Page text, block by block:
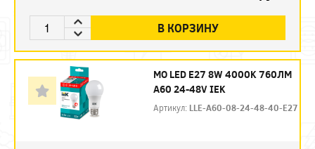
В КОРЗИНУ
МО LED E27 8W 4000K 760ЛМ
А60 24-48V IEK
Артикул: LLE-A60-08-24-48-40-E27